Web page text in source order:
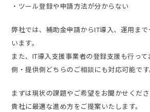
・ツール登録や申請方法が分からない
弊社では、補助金申請からIT導入、運用ま
います。
また、IT導入支援事業者の登録支援も行っ
側・提供側どちらのご相談にも対応可能です
まずは現状の課題やご希望をお聞かせくださ
貴社に最適な進め方をご提案いたします。